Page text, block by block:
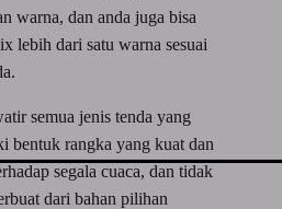
warna, dan anda juga bisa
lebih dari satu warna sesuai
semua jenis tenda yang
bentuk rangka yang kuat dan
segala cuaca, dan tidak
dari bahan pilihan